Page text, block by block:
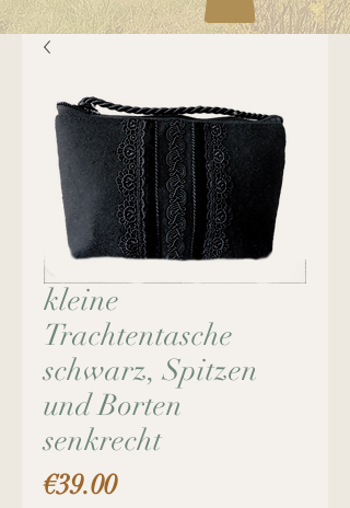
kleine
Trachtentasche
schwarz, Spitzen
und Borten
senkrecht
€39.00Price